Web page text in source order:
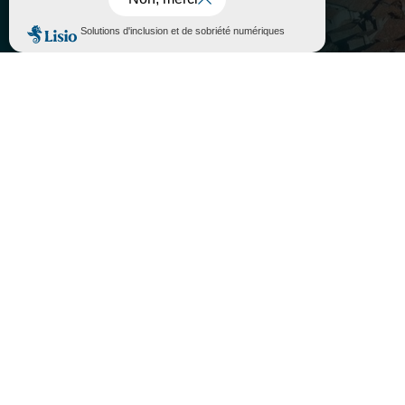

Accepter